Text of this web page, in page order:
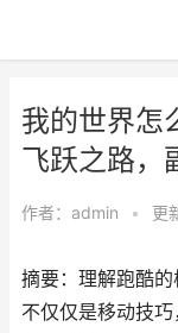
我的世界怎
飞跃之路，
作者： admin • 更
摘要：理解跑酷
不仅仅是移动技